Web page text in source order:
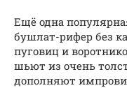
Ещё одна
бушлат-рифер без
пуговиц и
шьют из очень
дополняют